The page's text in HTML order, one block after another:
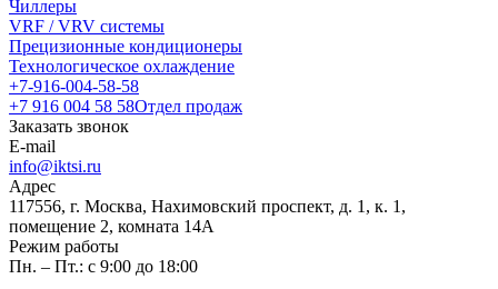
Чиллеры
VRF / VRV системы
Прецизионные кондиционеры
Технологическое охлаждение
+7-916-004-58-58
+7 916 004 58 58Отдел продаж
Заказать звонок
E-mail
info@iktsi.ru
Адрес
117556, г. Москва, Нахимовский проспект, д. 1, к. 1,
помещение 2, комната 14А
Режим работы
Пн. – Пт.: с 9:00 до 18:00